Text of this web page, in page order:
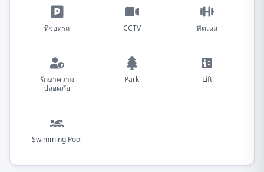
ที่จอดรถ CCTV ฟิตเนส
รักษาความ
ปลอดภัย
Park Lift
Swimming Pool